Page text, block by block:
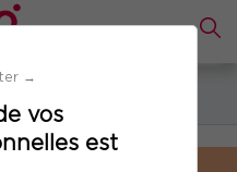
→
vos
est